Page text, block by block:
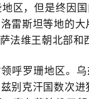
区，但是终因
雷斯坦等地的
法维王朝北部
呼罗珊地区。
别克汗国数次